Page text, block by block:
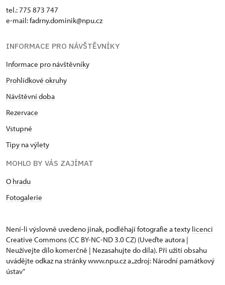
tel.: 775 873 747
e-mail: fadrny.dominik@npu.cz
INFORMACE PRO NÁVŠTĚVNÍKY
Informace pro návštěvníky
Prohlídkové okruhy
Návštěvní doba
Rezervace
Vstupné
Tipy na výlety
MOHLO BY VÁS ZAJÍMAT
O hradu
Fotogalerie
Není-li výslovně uvedeno jinak, podléhají fotografie a texty licenci
Creative Commons (CC BY-NC-ND 3.0 CZ) (Uveďte autora |
Neužívejte dílo komerčně | Nezasahujte do díla). Při užití obsahu
uvádějte odkaz na stránky www.npu.cz a „zdroj: Národní památkový
ústav“